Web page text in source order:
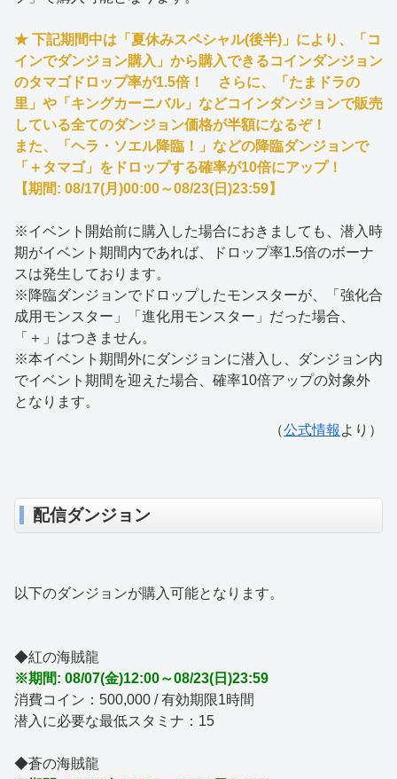
★ 下記期間中は「夏休みスペシャル(後半)」により、「コ
インでダンジョン購入」から購入できるコインダンジョン
のタマゴドロップ率が1.5倍！ さらに、「たまドラの
里」や「キングカーニバル」などコインダンジョンで販売
している全てのダンジョン価格が半額になるぞ！
また、「ヘラ・ソエル降臨！」などの降臨ダンジョンで
「＋タマゴ」をドロップする確率が10倍にアップ！
【期間: 08/17(月)00:00～08/23(日)23:59】
※イベント開始前に購入した場合におきましても、潜入時
期がイベント期間内であれば、ドロップ率1.5倍のボーナ
スは発生しております。
※降臨ダンジョンでドロップしたモンスターが、「強化合
成用モンスター」「進化用モンスター」だった場合、
「＋」はつきません。
※本イベント期間外にダンジョンに潜入し、ダンジョン内
でイベント期間を迎えた場合、確率10倍アップの対象外
となります。
（公式情報 より）
配信ダンジョン
以下のダンジョンが購入可能となります。
◆紅の海賊龍
※期間: 08/07(金)12:00～08/23(日)23:59
消費コイン：500,000 / 有効期限1時間
潜入に必要な最低スタミナ：15
◆蒼の海賊龍